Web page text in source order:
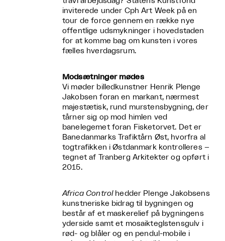
inviterede under Cph Art Week på en
tour de force gennem en række nye
offentlige udsmykninger i hovedstaden
for at komme bag om kunsten i vores
fælles hverdagsrum.
Modsætninger mødes
Vi møder billedkunstner Henrik Plenge
Jakobsen foran en markant, nærmest
majestætisk, rund murstensbygning, der
tårner sig op mod himlen ved
banelegemet foran Fisketorvet. Det er
Banedanmarks Trafiktårn Øst, hvorfra al
togtrafikken i Østdanmark kontrolleres –
tegnet af Tranberg Arkitekter og opført i
2015.
Africa Controlhedder Plenge Jakobsens
kunstneriske bidrag til bygningen og
består af et maskerelief på bygningens
yderside samt et mosaikteglstensgulv i
rød- og blåler og en pendul-mobile i